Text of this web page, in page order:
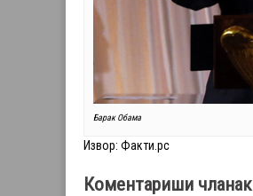
Барак Обама
Извор: Факти.рс
Коментариши чланак